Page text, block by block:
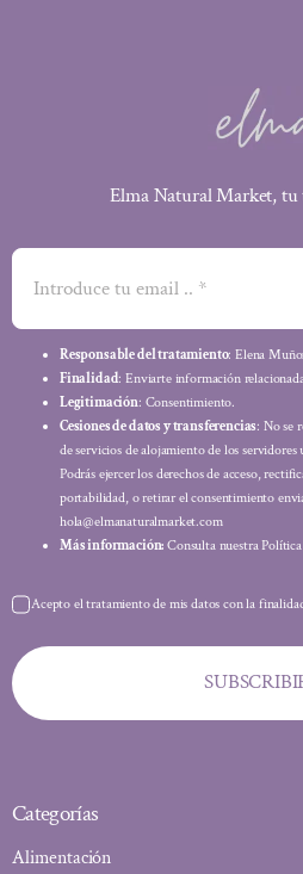
Elma Natural Market, tu
Responsable del tratamiento: Elena
Finalidad: Enviarte información
Legitimación: Consentimiento.
Cesiones de datos y transferencias: No se
de servicios de alojamiento de los
Podrás ejercer los derechos de acceso,
portabilidad, o retirar el consentimiento
hola@elmanaturalmarket.com
Más información: Consulta nuestra
Acepto el tratamiento de mis datos con la
Categorías
Alimentación